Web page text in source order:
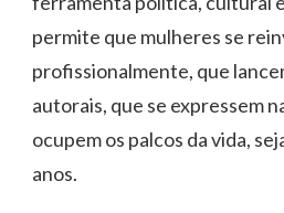
permite que mulheres se
profissionalmente, que
autorais, que se expressem
ocupem os palcos da vida,
anos.